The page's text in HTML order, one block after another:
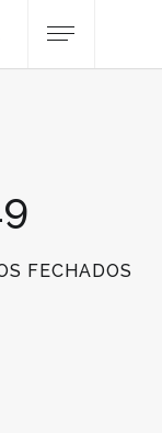
FECHADOS